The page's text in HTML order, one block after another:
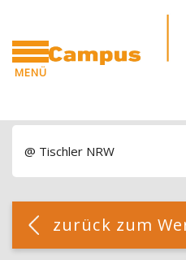
MENÜ
Zum Hauptinhalt
Blöcke
Blöcke
@ Tischler NRW
Blöcke
[Cocoon] Custom HTML
zurück zum